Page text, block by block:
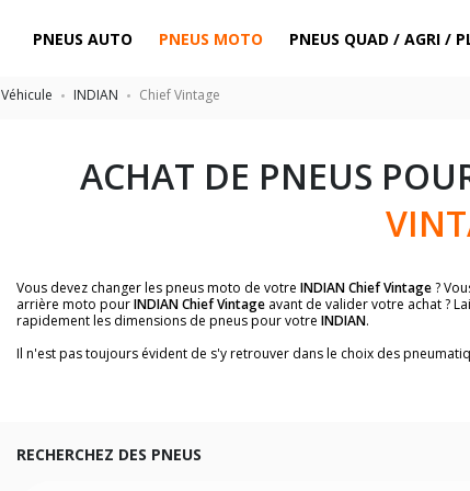
PNEUS AUTO PNEUS MOTO PNEUS QUAD / AGRI /
Véhicule INDIAN Chief Vintage
ACHAT DE PNEUS
Vous devez changer les pneus moto de votre INDIAN Chief Vintage?
arrière moto pourINDIAN Chief Vintage avant de valider votre achat ?
rapidement les dimensions de pneus pour votre INDIAN.
Il n'est pas toujours évident de s'y retrouver dans le choix des
Vous ne savez pas comment trouver les dimensions de vos pneus ?
facilement.
RECHERCHEZ DES PNEUS